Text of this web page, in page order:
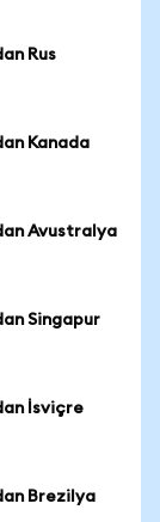
Rus
Kanada
Avustralya
Singapur
İsviçre
Brezilya